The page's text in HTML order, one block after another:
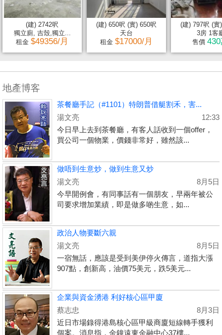
(建) 2742呎
獨立廁, 吉殼,獨立...
租金 $49356/月
(建) 650呎 (實) 650呎
天台
租金 $17000/月
(建) 797呎 (實
3房 1客
售價
地產博客
茶餐廳手記（#1101）特朗普借艇割禾，害...
湯文亮
12:33
今日早上去到茶餐廳，有客人話收到一個offer，
買公司一個物業，價錢非常好，雖然該...
做唔到生意炒，做到生意又炒
湯文亮
8月5日
今早開例會，有同事話有一個朋友，早兩年被公
司要求增加業績，即是做多啲生意，如...
政治人物要斷六親
湯文亮
8月5日
一宿無話，應該是受到美伊停火傳言，道指大漲
907點，創新高，油價75美元，跌5美元...
企業與資金湧港 利好核心區甲廈
蔡志忠
8月3日
近日市場錄得港島核心區甲級商廈短線轉手獲利
個案。消息指，金鐘遠東金融中心37樓...